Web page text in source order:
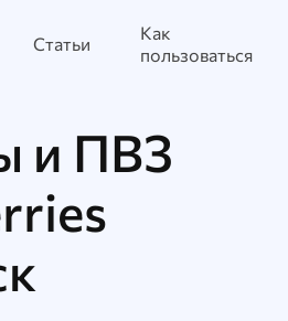
Статьи
Как
пользоваться
и ПВЗ